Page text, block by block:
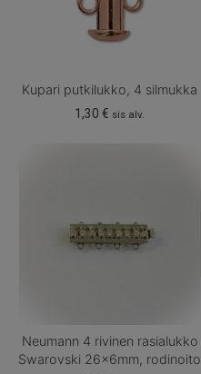
Kupari putkilukko, 4 silmukka
1,30€ sis alv.
Neumann 4 rivinen rasialukko
Swarovski 26x6mm, rodinoito